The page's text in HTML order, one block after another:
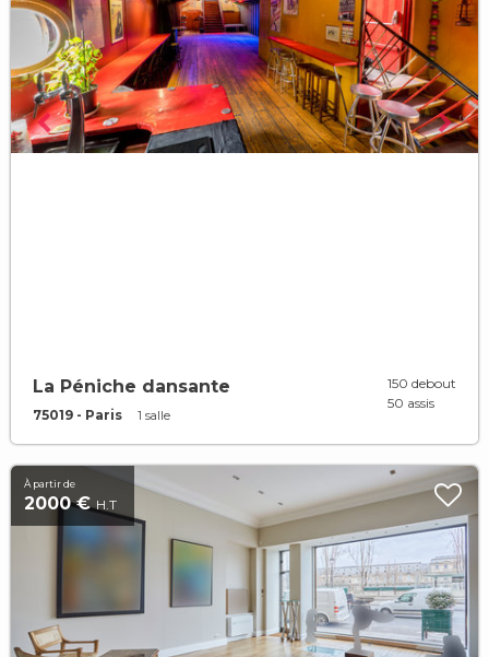
La Péniche dansante
75019 - Paris 1 salle
150 debout
50 assis
À partir de
2000 €H.T